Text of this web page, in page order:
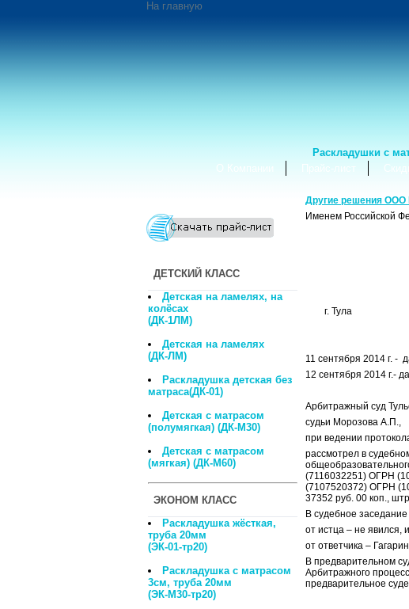
О Компании Прайс-лист
На главную
Раскладушки с
ДЕТСКИЙ КЛАСС
Детская на ламелях, на
колёсах
(ДК-1ЛМ)
Детская на ламелях
(ДК-ЛМ)
Раскладушка детская без
матраса(ДК-01)
Детская с матрасом
(полумягкая) (ДК-М30)
Детская с матрасом
(мягкая) (ДК-М60)
ЭКОНОМ КЛАСС
Раскладушка жёсткая,
труба 20мм
(ЭК-01-тр20)
Раскладушка с матрасом
3см, труба 20мм
(ЭК-М30-тр20)
Другие решения ООО
Именем Российской
г. Тула
11 сентября 2014 г. -
12 сентября 2014 г.-
Арбитражный суд
судьи Морозова А.П.,
при ведении
рассмотрел в
(7116032251) ОГРН (
(7107520372) ОГРН (
37352 руб. 00 коп.,
В судебное
от истца – не
от ответчика –
В предварительном
Арбитражного
предварительное